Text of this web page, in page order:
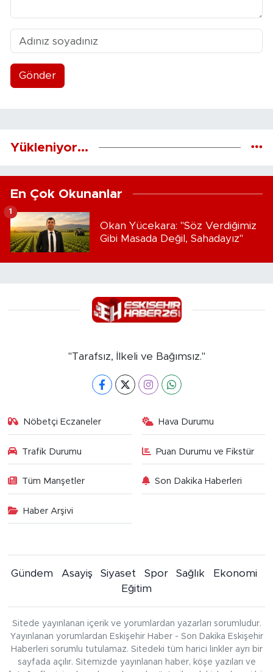
Gönder
Yükleniyor...
En Çok Okunanlar
Okan Yücekara: "Söz Verdiğimiz
Gibi Masada Değil, Sahadayız"
1
"Tarafsız, İlkeli ve Bağımsız."
Nöbetçi Eczaneler Hava Durumu
Trafik Durumu Puan Durumu ve Fikstür
Tüm Manşetler Son Dakika Haberleri
Haber Arşivi
Gündem Asayiş Siyaset Spor Sağlık
Ekonomi
Eğitim
Sitede yayınlanan içerik ve yorumlardan yazarları sorumludur.
Yayınlanan yorumlardan Eskişehir Haber - Son Dakika Eskişehir
Haberleri sorumlu tutulamaz. Sitedeki tüm harici linkler ayrı bir
sayfada açılır. Sitemizde yayınlanan haber, köşe yazıları ve